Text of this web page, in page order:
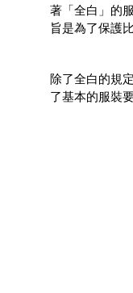
著「全白」的
旨是為了保護
除了全白的規
了基本的服裝